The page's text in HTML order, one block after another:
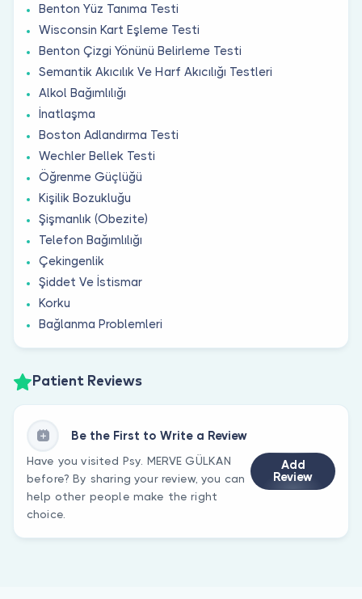
Benton Yüz Tanıma Testi
Wisconsin Kart Eşleme Testi
Benton Çizgi Yönünü Belirleme Testi
Semantik Akıcılık Ve Harf Akıcılığı Testleri
Alkol Bağımlılığı
İnatlaşma
Boston Adlandırma Testi
Wechler Bellek Testi
Öğrenme Güçlüğü
Kişilik Bozukluğu
Şişmanlık (Obezite)
Telefon Bağımlılığı
Çekingenlik
Şiddet Ve İstismar
Korku
Bağlanma Problemleri
Patient Reviews
Be the First to Write a Review
Have you visited Psy. MERVE GÜLKAN
before? By sharing your review, you can
help other people make the right
choice.
Add
Review